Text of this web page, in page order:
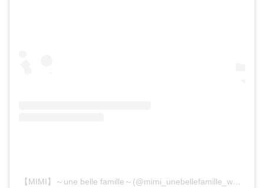
【MIMI】～une belle famille～(@mimi_unebellefamille_web)がシェアした投稿